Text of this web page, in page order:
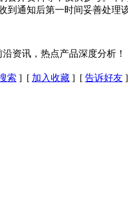
通知后第一时间妥善处理
资讯，热点产品深度分析！
索 ] [ 加入收藏 ] [ 告诉好友